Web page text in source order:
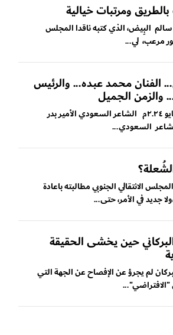
ومرتبات خيالية
البِيض، الذي كتبه ناقدا المجلس
مرعب، لي...
الفنان محمد عبده... والرئيس
والزمن الجميل
توفي اليوم ال ٤ من مايو ٢.٢٤م الشاعر السعودي الأمير بدر
السعودي...
الانتقالي الجنوبي مطالبته باعادة
جديد في الأمر، حتى...
حين يخشى الحقيقة
لم يجرؤ عن الإفصاح عن الجهة التي